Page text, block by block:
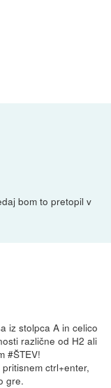
bom to pretopil v
iz stolpca A in celico
različne od H2 ali
#ŠTEV!
ctrl+enter,
gre.